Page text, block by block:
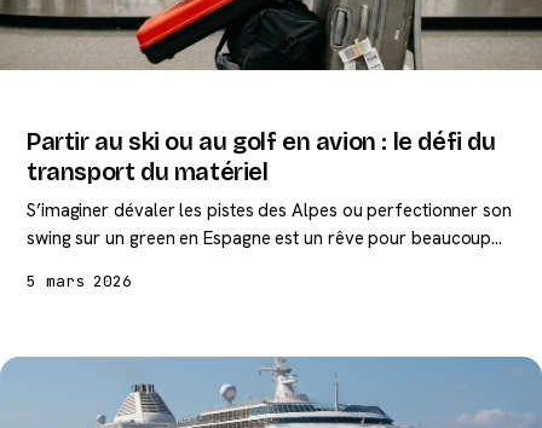
Partir au ski ou au golf en avion : le défi du
transport du matériel
S’imaginer dévaler les pistes des Alpes ou perfectionner son
swing sur un green en Espagne est un rêve pour beaucoup…
5 mars 2026